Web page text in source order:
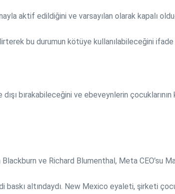
aktif edildiğini ve varsayılan olarak kapalı
bu durumun kötüye kullanılabileceğini
bırakabileceğini ve ebeveynlerin
ve Richard Blumenthal, Meta CEO’su
altındaydı. New Mexico eyaleti, şirketi